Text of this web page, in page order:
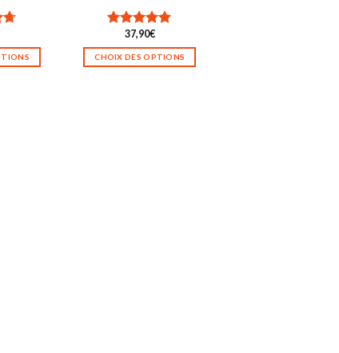
Note5.00
sur 5
37,90€
CHOIX DES OPTIONS